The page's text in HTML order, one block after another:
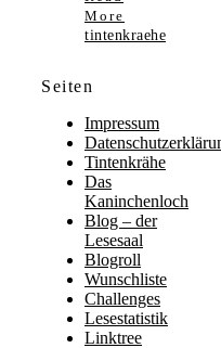
More
tintenkraehe
Seiten
Impressum
Tintenkrähe
Das
Kaninchenloch
Blog – der
Lesesaal
Blogroll
Wunschliste
Challenges
Lesestatistik
Linktree